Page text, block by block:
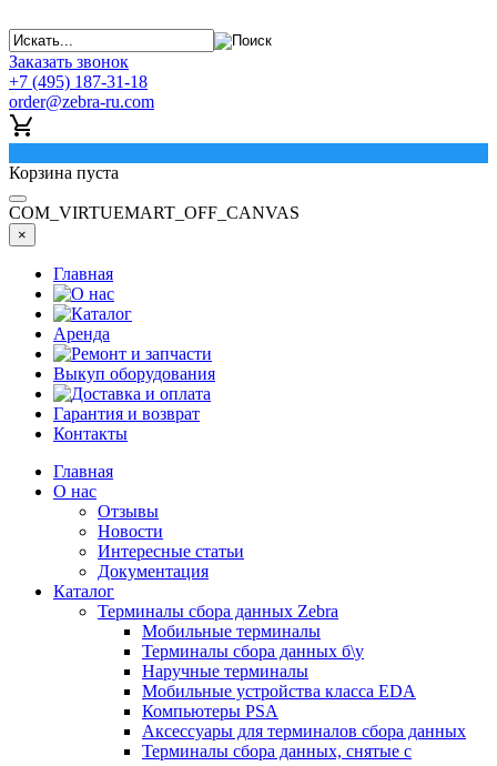
Заказать звонок
+7 (495) 187-31-18
order@zebra-ru.com
Корзина пуста
COM_VIRTUEMART_OFF_CANVAS
×
Главная
О нас
Каталог
Аренда
Ремонт и запчасти
Выкуп оборудования
Доставка и оплата
Гарантия и возврат
Контакты
Главная
О нас
Отзывы
Новости
Интересные статьи
Документация
Каталог
Терминалы сбора данных Zebra
Мобильные терминалы
Терминалы сбора данных б\у
Наручные терминалы
Мобильные устройства класса EDA
Компьютеры PSA
Аксессуары для терминалов сбора данных
Терминалы сбора данных, снятые с